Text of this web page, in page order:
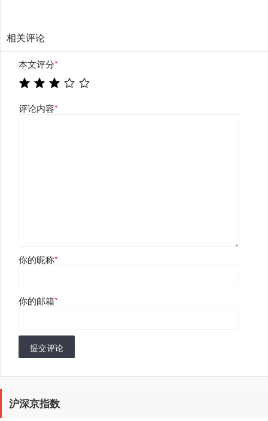
相关评论
本文评分*
评论内容*
你的昵称*
你的邮箱*
提交评论
沪深京指数